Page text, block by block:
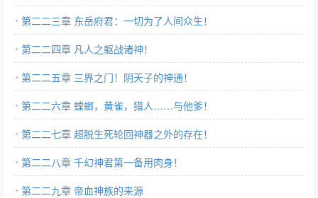
第二二三章 东岳府君：一切为了人间众生！
第二二四章 凡人之躯战诸神！
第二二五章 三界之门！阴天子的神通！
第二二六章 螳螂，黄雀，猎人……与他爹！
第二二七章 超脱生死轮回神器之外的存在！
第二二八章 千幻神君第一备用肉身！
第二二九章 帝血神族的来源